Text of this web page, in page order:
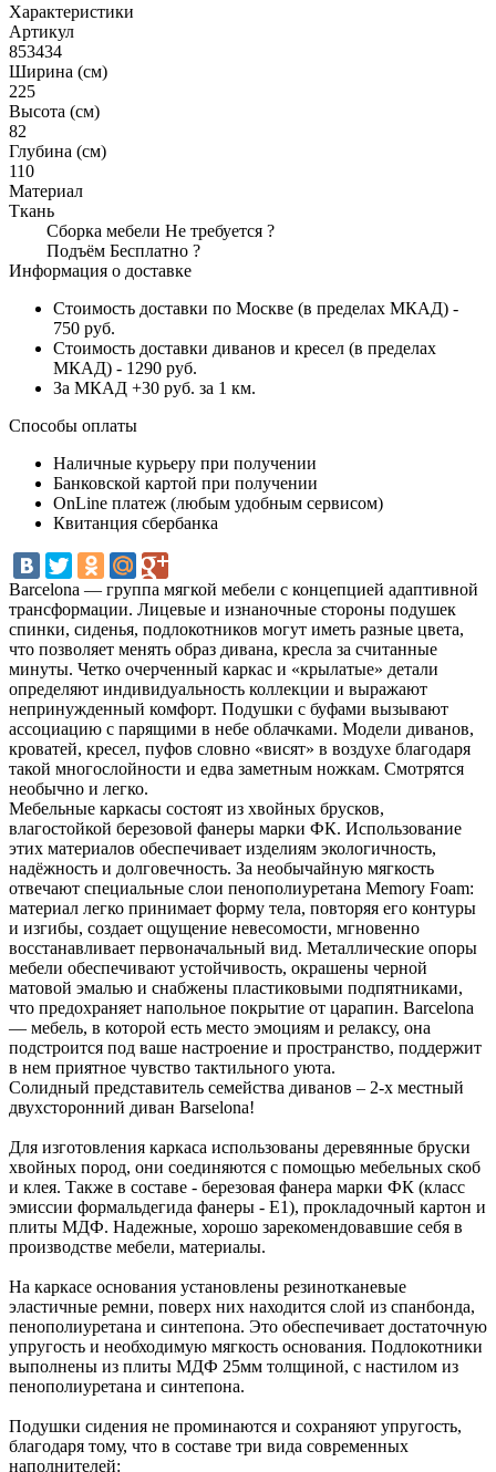
Характеристики
Артикул
853434
Ширина (см)
225
Высота (см)
82
Глубина (см)
110
Материал
Ткань
Сборка мебели Не требуется ?
Подъём Бесплатно ?
Информация о доставке
Стоимость доставки по Москве (в пределах МКАД) -
750 руб.
Стоимость доставки диванов и кресел (в пределах
МКАД) - 1290 руб.
За МКАД +30 руб. за 1 км.
Способы оплаты
Наличные курьеру при получении
Банковской картой при получении
OnLine платеж (любым удобным сервисом)
Квитанция сбербанка
Barcelona — группа мягкой мебели с концепцией адаптивной
трансформации. Лицевые и изнаночные стороны подушек
спинки, сиденья, подлокотников могут иметь разные цвета,
что позволяет менять образ дивана, кресла за считанные
минуты. Четко очерченный каркас и «крылатые» детали
определяют индивидуальность коллекции и выражают
непринужденный комфорт. Подушки с буфами вызывают
ассоциацию с парящими в небе облачками. Модели диванов,
кроватей, кресел, пуфов словно «висят» в воздухе благодаря
такой многослойности и едва заметным ножкам. Смотрятся
необычно и легко.
Мебельные каркасы состоят из хвойных брусков,
влагостойкой березовой фанеры марки ФК. Использование
этих материалов обеспечивает изделиям экологичность,
надёжность и долговечность. За необычайную мягкость
отвечают специальные слои пенополиуретана Memory Foam:
материал легко принимает форму тела, повторяя его контуры
и изгибы, создает ощущение невесомости, мгновенно
восстанавливает первоначальный вид. Металлические опоры
мебели обеспечивают устойчивость, окрашены черной
матовой эмалью и снабжены пластиковыми подпятниками,
что предохраняет напольное покрытие от царапин. Barcelona
— мебель, в которой есть место эмоциям и релаксу, она
подстроится под ваше настроение и пространство, поддержит
в нем приятное чувство тактильного уюта.
Солидный представитель семейства диванов – 2-х местный
двухсторонний диван Barselona!
Для изготовления каркаса использованы деревянные бруски
хвойных пород, они соединяются с помощью мебельных скоб
и клея. Также в составе - березовая фанера марки ФК (класс
эмиссии формальдегида фанеры - Е1), прокладочный картон и
плиты МДФ. Надежные, хорошо зарекомендовавшие себя в
производстве мебели, материалы.
На каркасе основания установлены резинотканевые
эластичные ремни, поверх них находится слой из спанбонда,
пенополиуретана и синтепона. Это обеспечивает достаточную
упругость и необходимую мягкость основания. Подлокотники
выполнены из плиты МДФ 25мм толщиной, с настилом из
пенополиуретана и синтепона.
Подушки сидения не проминаются и сохраняют упругость,
благодаря тому, что в составе три вида современных
наполнителей: